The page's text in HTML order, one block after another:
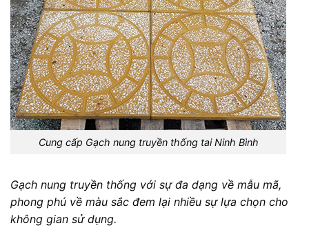
Cung cấp Gạch nung truyền thống tai Ninh Bình
Gạch nung truyền thống với sự đa dạng về mẫu mã,
phong phú về màu sắc đem lại nhiều sự lựa chọn cho
không gian sử dụng.